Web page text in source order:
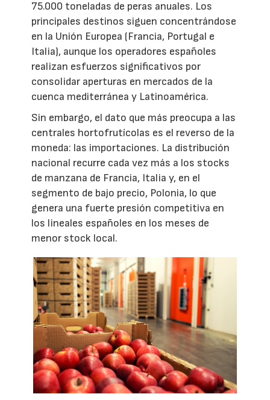
75.000 toneladas de peras anuales. Los
principales destinos siguen concentrándose
en la Unión Europea (Francia, Portugal e
Italia), aunque los operadores españoles
realizan esfuerzos significativos por
consolidar aperturas en mercados de la
cuenca mediterránea y Latinoamérica.
Sin embargo, el dato que más preocupa a las
centrales hortofrutícolas es el reverso de la
moneda: las importaciones. La distribución
nacional recurre cada vez más a los stocks
de manzana de Francia, Italia y, en el
segmento de bajo precio, Polonia, lo que
genera una fuerte presión competitiva en
los lineales españoles en los meses de
menor stock local.